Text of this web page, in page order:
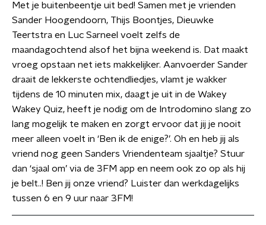
Met je buitenbeentje uit bed! Samen met je vrienden
Sander Hoogendoorn, Thijs Boontjes, Dieuwke
Teertstra en Luc Sarneel voelt zelfs de
maandagochtend alsof het bijna weekend is. Dat maakt
vroeg opstaan net iets makkelijker. Aanvoerder Sander
draait de lekkerste ochtendliedjes, vlamt je wakker
tijdens de 10 minuten mix, daagt je uit in de Wakey
Wakey Quiz, heeft je nodig om de Introdomino slang zo
lang mogelijk te maken en zorgt ervoor dat jij je nooit
meer alleen voelt in ‘Ben ik de enige?’. Oh en heb jij als
vriend nog geen Sanders Vriendenteam sjaaltje? Stuur
dan ‘sjaal om’ via de 3FM app en neem ook zo op als hij
je belt..! Ben jij onze vriend? Luister dan werkdagelijks
tussen 6 en 9 uur naar 3FM!